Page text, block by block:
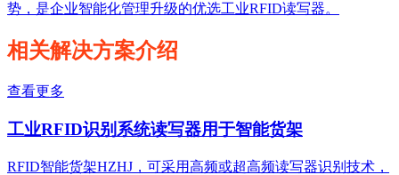
势，是企业智能化管理升级的优选工业RFID读写器。
相关解决方案介绍
查看更多
工业RFID识别系统读写器用于智能货架
RFID智能货架HZHJ，可采用高频或超高频读写器识别技术，